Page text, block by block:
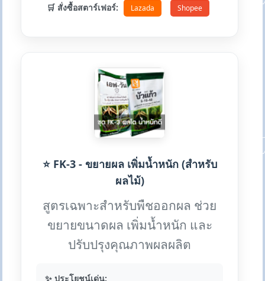
🛒 สั่งซื้อสตาร์เฟอร์: Lazada Shopee
⭐ FK-3 - ขยายผล เพิ่มน้ำหนัก (สำหรับ
ผลไม้)
สูตรเฉพาะสำหรับพืชออกผล ช่วย
ขยายขนาดผล เพิ่มน้ำหนัก และ
ปรับปรุงคุณภาพผลผลิต
✨ ประโยชน์เด่น: